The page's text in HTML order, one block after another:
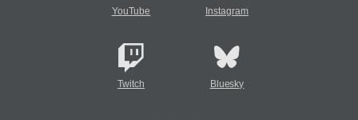
YouTube Instagram
Twitch Bluesky